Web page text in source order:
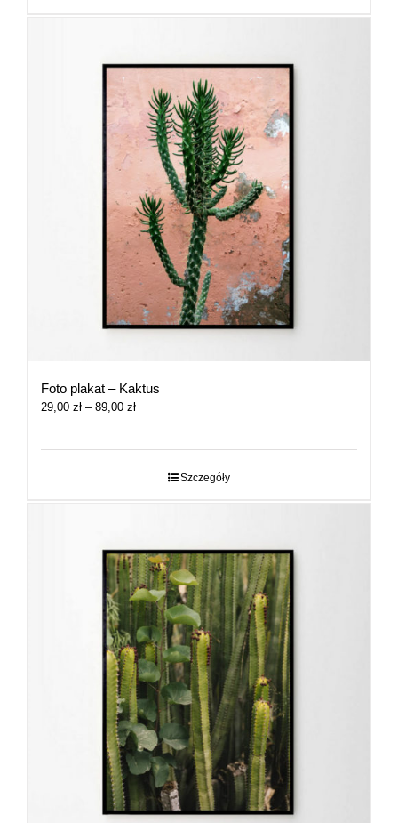
Foto plakat – Kaktus
29,00 zł – 89,00 złZakres
29,00 zł
Szczegóły